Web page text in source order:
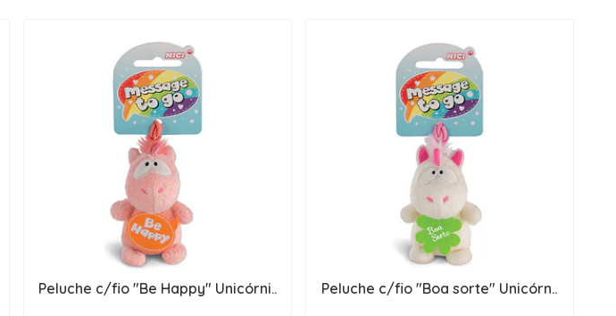
Peluche c/fio "Be Happy" Unicórni.. Peluche c/fio "Boa sorte" Unicórn..